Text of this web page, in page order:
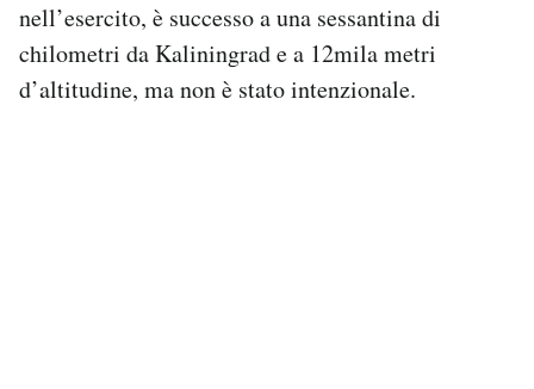
nell’esercito, è successo a una sessantina di
chilometri da Kaliningrad e a 12mila metri
d’altitudine, ma non è stato intenzionale.